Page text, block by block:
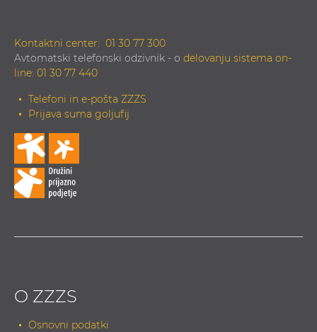
Kontaktni center: 01 30 77 300
Avtomatski telefonski odzivnik - o delovanju sistema on-
line: 01 30 77 440
Telefoni in e-pošta ZZZS
Prijava suma goljufij
O ZZZS
Osnovni podatki